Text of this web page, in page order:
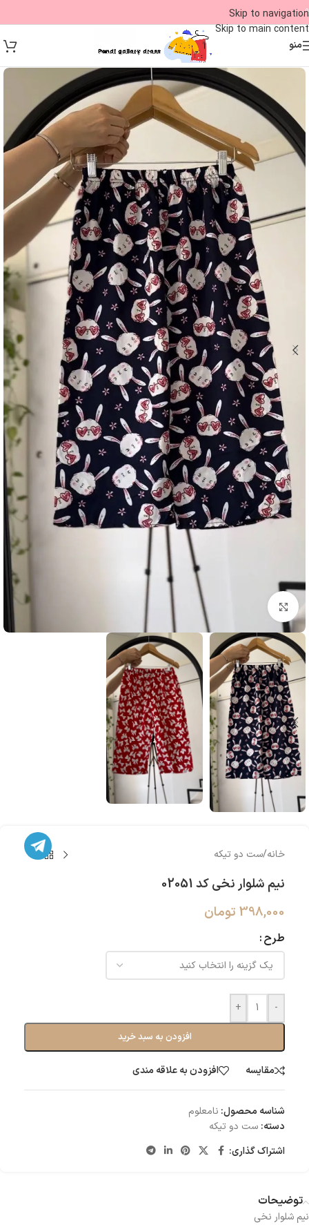
Skip to navigation
Skip to main content
09
منو
بزرگنمایی تصویر
خانه/ست دو تیکه
نیم شلوار نخی کد 02051
398,000 تومان
طرح
-
+
افزودن به سبد خرید
مقایسه افزودن به علاقه مندی
شناسه محصول: نامعلوم
دسته: ست دو تیکه
اشتراک گذاری:
توضیحات
نیم شلوار نخی